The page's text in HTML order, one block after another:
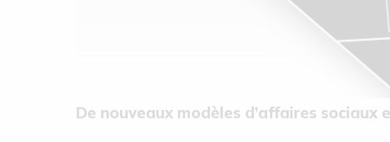
De nouveaux modèles d’affaires sociaux